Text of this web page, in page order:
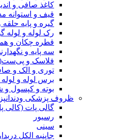
کاغذ صافی و
قیف و استوانه
گیره و پایه حلقه
رک لوله و لوله
قطره چکان و
سه پایه و
فلاسک و
توری و الک و
برس لوله و
بوته و کپسول
ظروف پزشکی
گالی پات (کالی
رسیور
سینی
جاپنبه الکل دربدار